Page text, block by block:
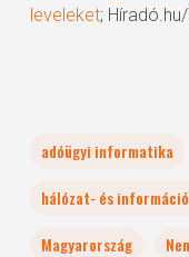
leveleket;
adóügyi informatika
hálózat- és
Magyarország